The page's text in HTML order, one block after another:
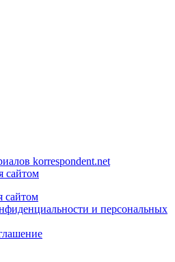
korrespondent.net
сайтом
сайтом
и персональных